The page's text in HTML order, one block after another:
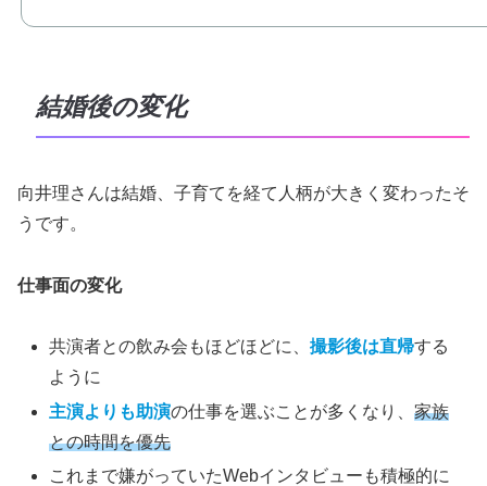
結婚後の変化
向井理さんは結婚、子育てを経て人柄が大きく変わったそ
うです。
仕事面の変化
共演者との飲み会もほどほどに、撮影後は直帰する
ように
主演よりも助演の仕事を選ぶことが多くなり、家族
との時間を優先
これまで嫌がっていたWebインタビューも積極的に